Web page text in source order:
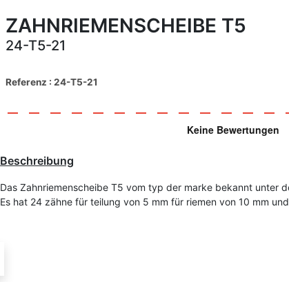
ZAHNRIEMENSCHEIBE T5
24-T5-21
Referenz : 24-T5-21
Beschreibung
Das Zahnriemenscheibe T5 vom typ der marke bekannt unter
Es hat 24 zähne für teilung von 5 mm für riemen von 10 mm